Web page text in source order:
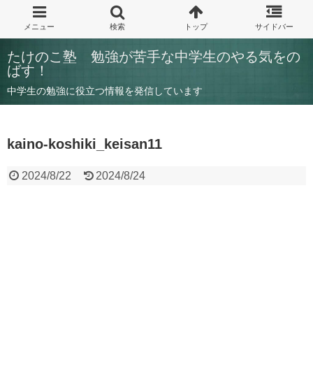
たけのこ塾 勉強が苦手な中学生のやる気をの
ばす！
中学生の勉強に役立つ情報を発信しています
kaino-koshiki_keisan11
2024/8/22 2024/8/24